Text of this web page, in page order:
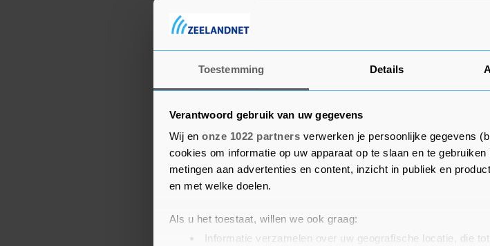
Toestemming Details
Verantwoord gebruik van uw gegevens
Wij en onze 1022 partners verwerken je persoonlijke gegevens
cookies om informatie op uw apparaat op te slaan en te
metingen aan advertenties en content, inzicht in publiek en
en met welke doelen.
Als u het toestaat, willen we ook graag:
Informatie verzamelen over uw geografische locatie, die
Maximaal tien jaar celstraf
Volgens de aanklagers wist Winterkorn al enige tijd
het dieselschandaal publiek werd van de manipulaties
marktmanipulatie door het opzettelijk te laat informeren
van beleggers over de financiële gevolgen van de affaire
rond sjoemelsoftware. Bij een veroordeling riskeert hij
een gevangenisstraf van tien jaar.
Het schandaal heeft VW vele miljarden gekost aan
boetes, juridische kosten en schadevergoedingen. Vorig